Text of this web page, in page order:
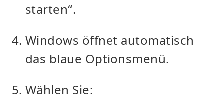
starten“.
Windows öffnet automatisch
das blaue Optionsmenü.
Wählen Sie: